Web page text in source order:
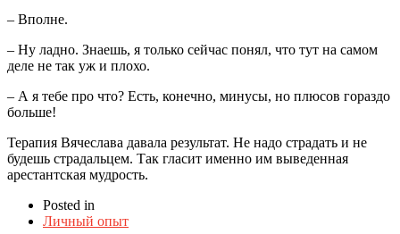
– Вполне.
– Ну ладно. Знаешь, я только сейчас понял, что тут на самом
деле не так уж и плохо.
– А я тебе про что? Есть, конечно, минусы, но плюсов гораздо
больше!
Терапия Вячеслава давала результат. Не надо страдать и не
будешь страдальцем. Так гласит именно им выведенная
арестантская мудрость.
Posted in
Личный опыт